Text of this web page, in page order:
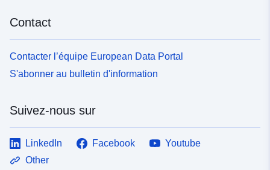
Contact
Contacter l’équipe European Data Portal
S'abonner au bulletin d'information
Suivez-nous sur
LinkedIn Facebook
Youtube
Other